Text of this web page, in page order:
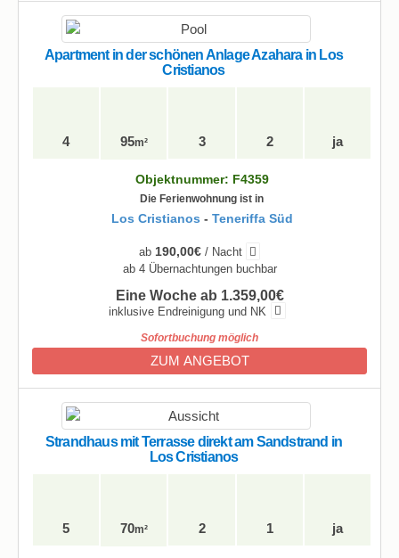
Apartment in der schönen Anlage Azahara in Los
Cristianos
4 95m² 3 2 ja
Objektnummer: F4359
Die Ferienwohnung ist in
Los Cristianos - Teneriffa Süd
ab 190,00€/ Nacht
ab 4 Übernachtungen buchbar
Eine Woche ab 1.359,00€
inklusive Endreinigung und NK
Sofortbuchung möglich
ZUM ANGEBOT
Strandhaus mit Terrasse direkt am Sandstrand in
Los Cristianos
5 70m² 2 1 ja